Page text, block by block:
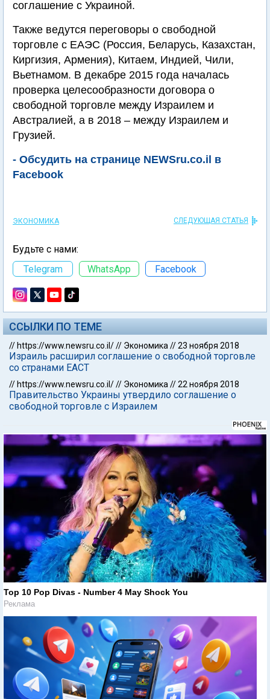
соглашение с Украиной.
Также ведутся переговоры о свободной
торговле с ЕАЭС (Россия, Беларусь, Казахстан,
Киргизия, Армения), Китаем, Индией, Чили,
Вьетнамом. В декабре 2015 года началась
проверка целесообразности договора о
свободной торговле между Израилем и
Австралией, а в 2018 – между Израилем и
Грузией.
- Обсудить на странице NEWSru.co.il в
Facebook
ЭКОНОМИКА СЛЕДУЮЩАЯ СТАТЬЯ
Будьте с нами:
Telegram
WhatsApp Facebook
ССЫЛКИ ПО ТЕМЕ
// https://www.newsru.co.il/// Экономика //23 ноября 2018
Израиль расширил соглашение о свободной торговле
со странами ЕАСТ
// https://www.newsru.co.il/// Экономика //22 ноября 2018
Правительство Украины утвердило соглашение о
свободной торговле с Израилем
Top 10 Pop Divas - Number 4 May Shock You
Реклама